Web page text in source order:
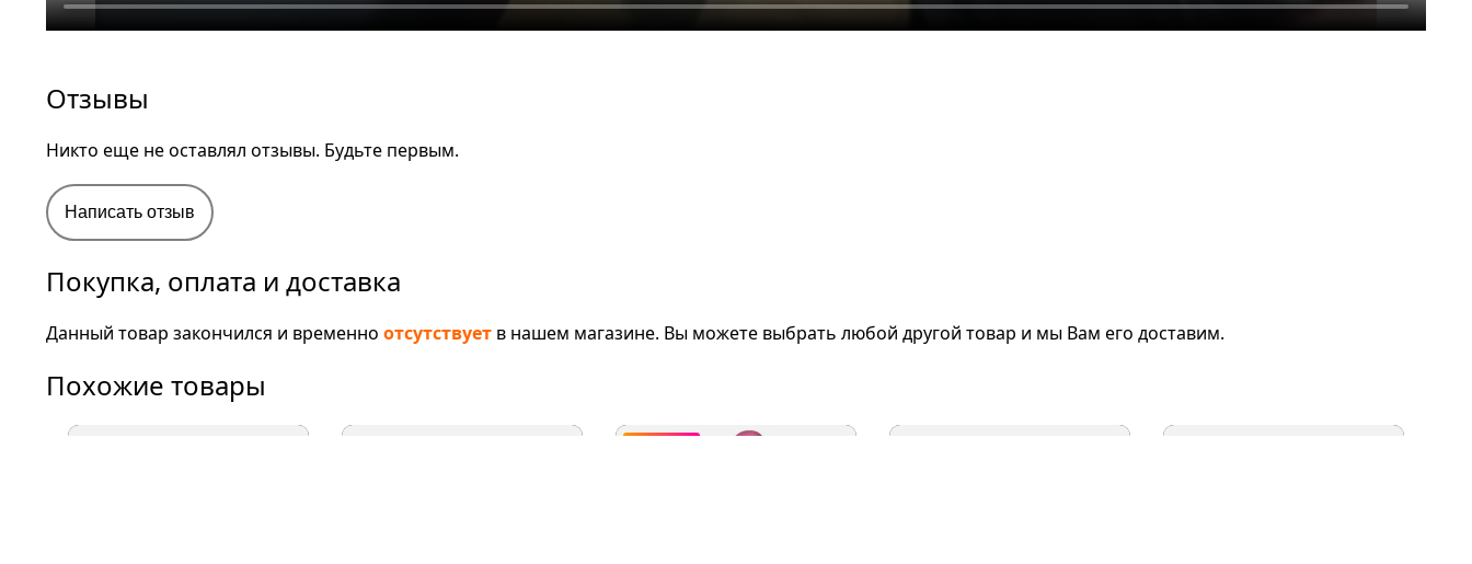
Отзывы
Никто еще не оставлял отзывы. Будьте первым.
Написать отзыв
Покупка, оплата и доставка
Данный товар закончился и временно отсутствует в нашем магазине. Вы можете выбрать любой другой товар и мы Вам его доставим.
Похожие товары